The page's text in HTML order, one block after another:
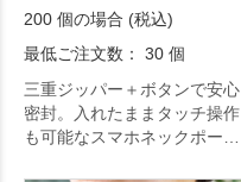
200 個の場合 (税込)
最低ご注文数： 30 個
三重ジッパー＋ボタンで安心
密封。入れたままタッチ操作
も可能なスマホネックポーチ